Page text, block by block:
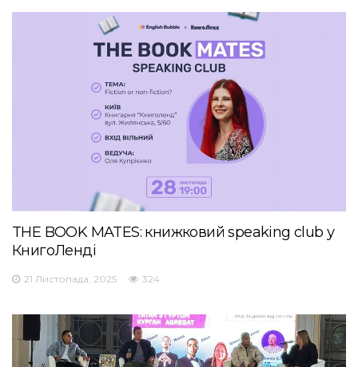
THE BOOK MATES: книжковий speaking club у
КнигоЛенді
21 Листопада, 2025 324